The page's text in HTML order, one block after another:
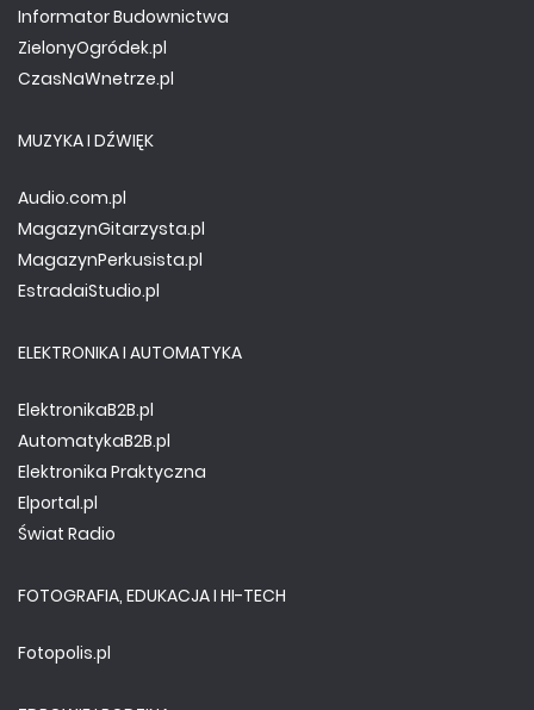
Informator Budownictwa
ZielonyOgródek.pl
CzasNaWnetrze.pl
MUZYKA I DŹWIĘK
Audio.com.pl
MagazynGitarzysta.pl
MagazynPerkusista.pl
EstradaiStudio.pl
ELEKTRONIKA I AUTOMATYKA
ElektronikaB2B.pl
AutomatykaB2B.pl
Elektronika Praktyczna
Elportal.pl
Świat Radio
FOTOGRAFIA, EDUKACJA I HI-TECH
Fotopolis.pl